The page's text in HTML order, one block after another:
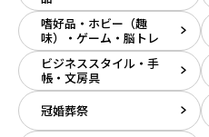
嗜好品・ホビー（趣
味）・ゲーム・脳トレ
ビジネススタイル・手
帳・文房具
冠婚葬祭